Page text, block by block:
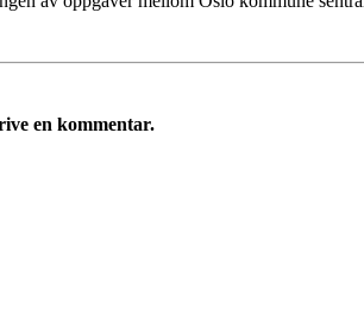
en kommentar.